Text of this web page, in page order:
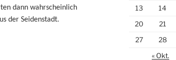
dann wahrscheinlich
der Seidenstadt.
13
14
20
21
27
28
« Okt.